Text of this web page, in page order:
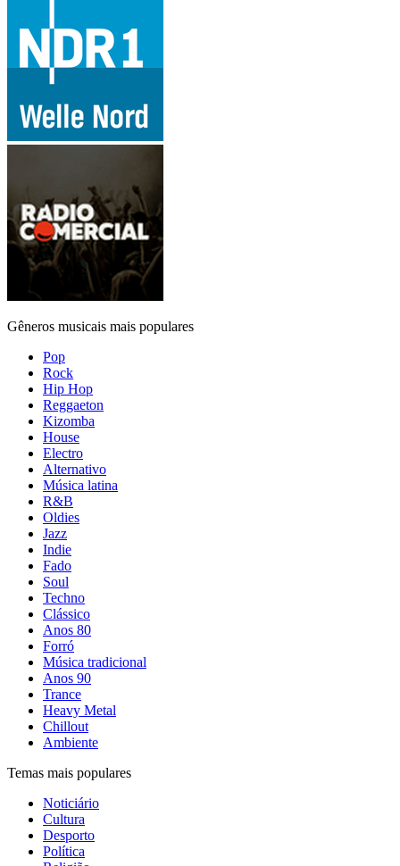
Gêneros musicais mais populares
Pop
Rock
Hip Hop
Reggaeton
Kizomba
House
Electro
Alternativo
Música latina
R&B
Oldies
Jazz
Indie
Fado
Soul
Techno
Clássico
Anos 80
Forró
Música tradicional
Anos 90
Trance
Heavy Metal
Chillout
Ambiente
Temas mais populares
Noticiário
Cultura
Desporto
Política